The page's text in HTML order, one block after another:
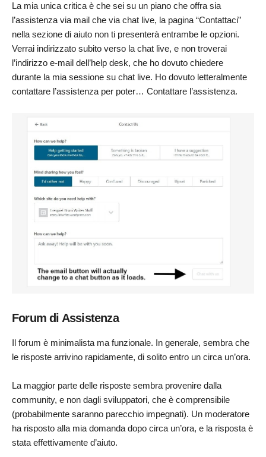
La mia unica critica è che sei su un piano che offra sia
l’assistenza via mail che via chat live, la pagina “Contattaci”
nella sezione di aiuto non ti presenterà entrambe le opzioni.
Verrai indirizzato subito verso la chat live, e non troverai
l’indirizzo e-mail dell’help desk, che ho dovuto chiedere
durante la mia sessione su chat live. Ho dovuto letteralmente
contattare l’assistenza per poter… Contattare l’assistenza.
Forum di Assistenza
Il forum è minimalista ma funzionale. In generale, sembra che
le risposte arrivino rapidamente, di solito entro un circa un’ora.
La maggior parte delle risposte sembra provenire dalla
community, e non dagli sviluppatori, che è comprensibile
(probabilmente saranno parecchio impegnati). Un moderatore
ha risposto alla mia domanda dopo circa un’ora, e la risposta è
stata effettivamente d’aiuto.